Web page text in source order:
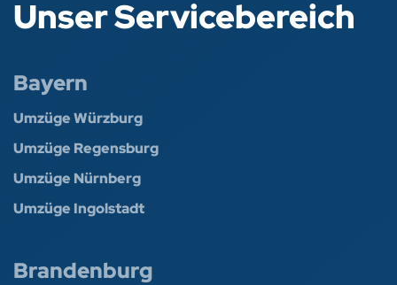
Unser Servicebereich
Bayern
Umzüge Würzburg
Umzüge Regensburg
Umzüge Nürnberg
Umzüge Ingolstadt
Brandenburg